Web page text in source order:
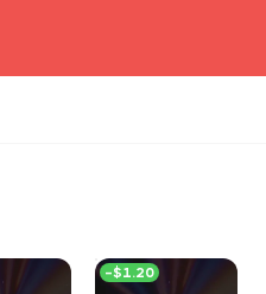
-$1.20